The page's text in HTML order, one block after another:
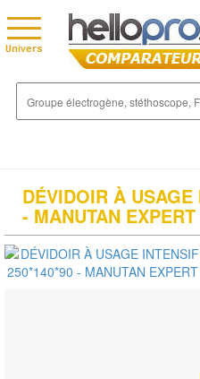
DÉVIDOIR À
- MANUTAN EXPERT